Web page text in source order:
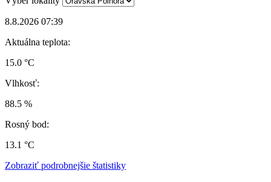
8.8.2026 07:39
Aktuálna teplota:
15.0 °C
Vlhkosť:
88.5 %
Rosný bod:
13.1 °C
Zobraziť podrobnejšie štatistiky